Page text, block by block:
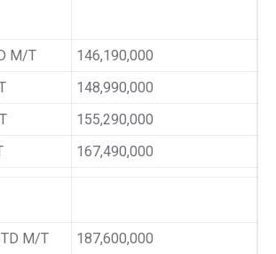
M/T
146,190,000
148,990,000
155,290,000
167,490,000
M/T 187,600,000